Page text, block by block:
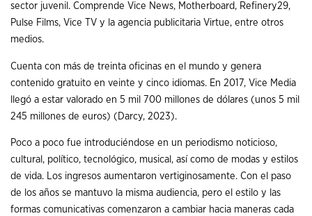
sector juvenil. Comprende Vice News, Motherboard, Refinery29,
Pulse Films, Vice TV y la agencia publicitaria Virtue, entre otros
medios.
Cuenta con más de treinta oficinas en el mundo y genera
contenido gratuito en veinte y cinco idiomas. En 2017, Vice Media
llegó a estar valorado en 5 mil 700 millones de dólares (unos 5 mil
245 millones de euros) (Darcy, 2023).
Poco a poco fue introduciéndose en un periodismo noticioso,
cultural, político, tecnológico, musical, así como de modas y estilos
de vida. Los ingresos aumentaron vertiginosamente. Con el paso
de los años se mantuvo la misma audiencia, pero el estilo y las
formas comunicativas comenzaron a cambiar hacia maneras cada